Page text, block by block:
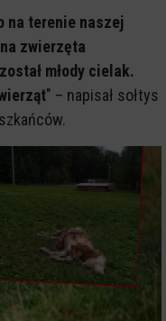
na terenie naszej
zwierzęta
młody cielak.
" – napisał sołtys